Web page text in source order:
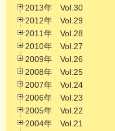
2013年 Vol.30
2012年 Vol.29
2011年 Vol.28
2010年 Vol.27
2009年 Vol.26
2008年 Vol.25
2007年 Vol.24
2006年 Vol.23
2005年 Vol.22
2004年 Vol.21